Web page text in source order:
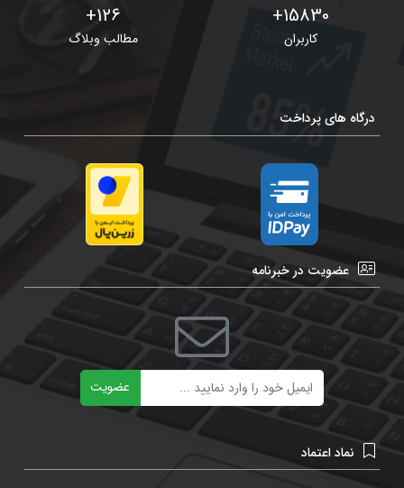
15830+
کاربران
126+
مطالب وبلاگ
درگاه های پرداخت
عضویت در خبرنامه
عضویت
نماد اعتماد